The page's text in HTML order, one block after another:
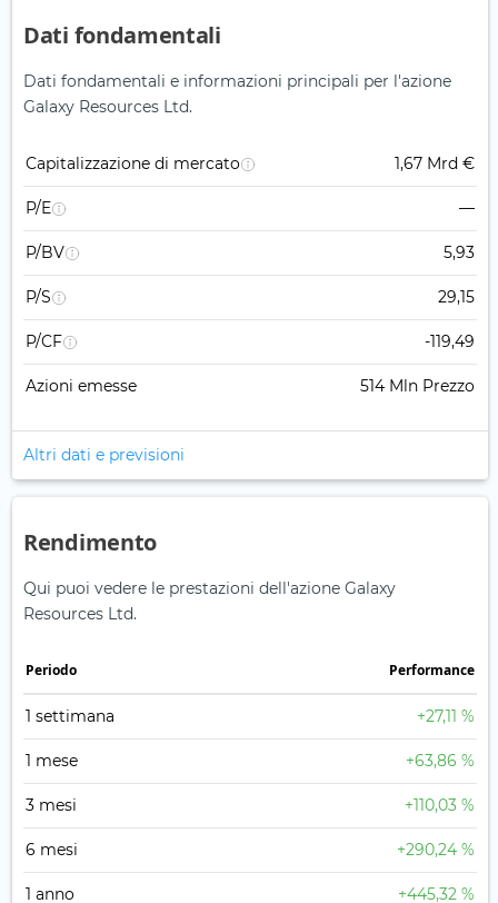
Dati fondamentali
Dati fondamentali e informazioni principali per l'azione
Galaxy Resources Ltd.
Capitalizzazione di mercato 1,67 Mrd €
P/E —
P/BV 5,93
P/S 29,15
P/CF -119,49
Azioni emesse 514 Mln Prezzo
Altri dati e previsioni
Rendimento
Qui puoi vedere le prestazioni dell'azione Galaxy
Resources Ltd.
Periodo Performance
1 settimana +27,11 %
1 mese +63,86 %
3 mesi +110,03 %
6 mesi +290,24 %
1 anno +445,32 %